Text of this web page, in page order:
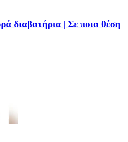
διαβατήρια | Σε ποια θέση